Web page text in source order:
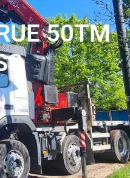
50TM
nous vous offrons
et polyvalente pour vos
manutention sur les
exigeants.